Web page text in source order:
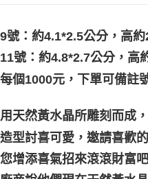
免運費
9號：約4.1*2.5公分，高
11號：約4.8*2.7公分，高
每個1000元，下單可備註
用天然黃水晶所雕刻而成
造型討喜可愛，邀請喜歡
您增添喜氣招來滾滾財富